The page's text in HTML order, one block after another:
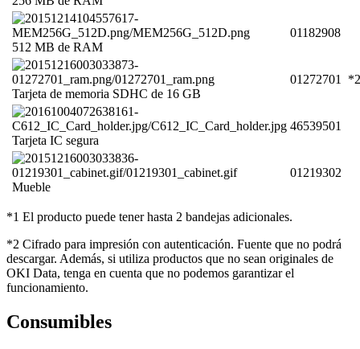
512 MB de RAM
01182908
Tarjeta de memoria SDHC de 16 GB
01272701 *2
Tarjeta IC segura
46539501
Mueble
01219302
*1 El producto puede tener hasta 2 bandejas adicionales.
*2 Cifrado para impresión con autenticación. Fuente que no podrá
descargar. Además, si utiliza productos que no sean originales de
OKI Data, tenga en cuenta que no podemos garantizar el
funcionamiento.
Consumibles